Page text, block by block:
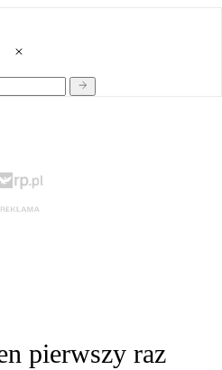
pierwszy raz